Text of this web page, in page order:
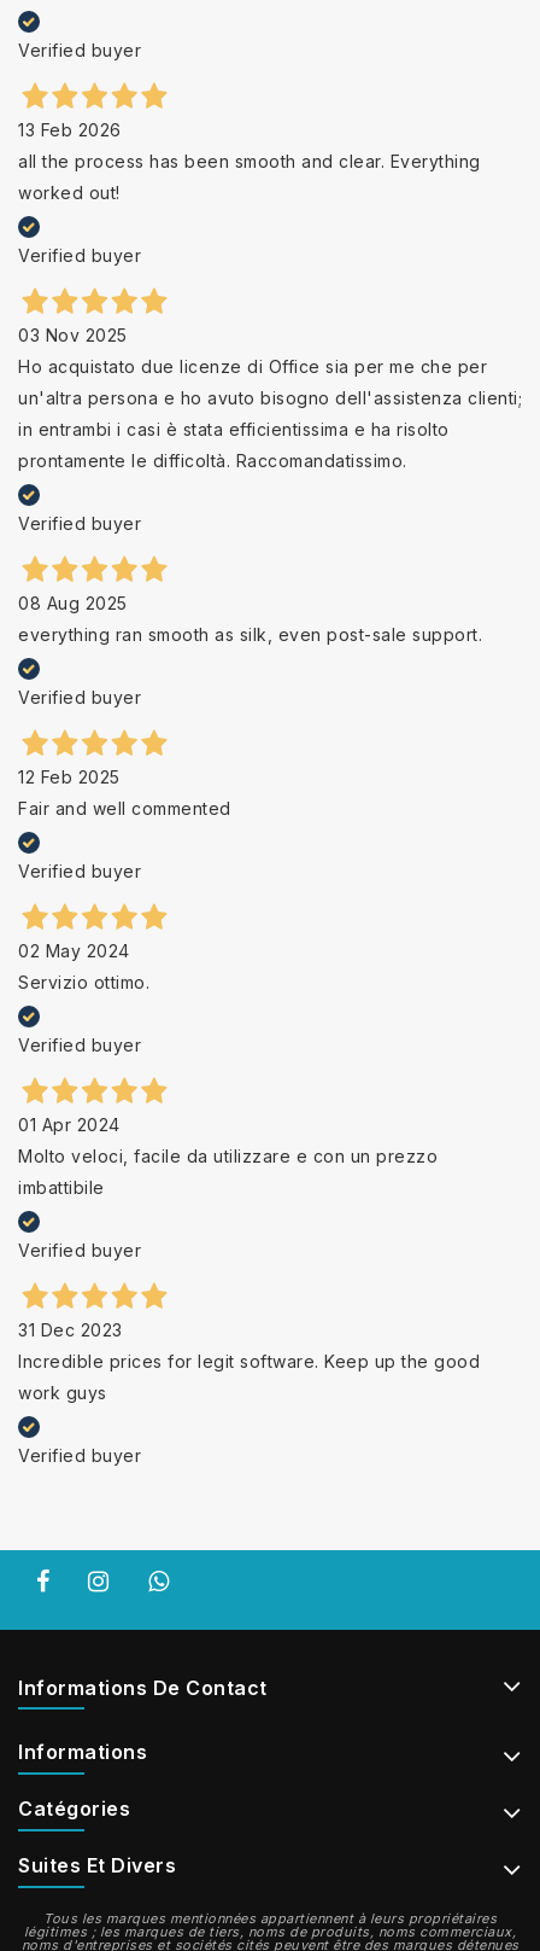
Verified buyer
13 Feb 2026
all the process has been smooth and clear. Everything
worked out!
Verified buyer
03 Nov 2025
Ho acquistato due licenze di Office sia per me che per
un'altra persona e ho avuto bisogno dell'assistenza clienti;
in entrambi i casi è stata efficientissima e ha risolto
prontamente le difficoltà. Raccomandatissimo.
Verified buyer
08 Aug 2025
everything ran smooth as silk, even post-sale support.
Verified buyer
12 Feb 2025
Fair and well commented
Verified buyer
02 May 2024
Servizio ottimo.
Verified buyer
01 Apr 2024
Molto veloci, facile da utilizzare e con un prezzo
imbattibile
Verified buyer
31 Dec 2023
Incredible prices for legit software. Keep up the good
work guys
Verified buyer
Informations De Contact
Informations
Catégories
Suites Et Divers
Tous les marques mentionnées appartiennent à leurs propriétaires
légitimes ; les marques de tiers, noms de produits, noms commerciaux,
noms d'entreprises et sociétés cités peuvent être des marques détenues